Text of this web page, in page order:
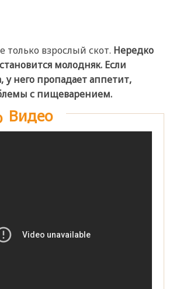
только взрослый скот. Нередко
молодняк. Если
у него пропадает аппетит,
с пищеварением.
Видео